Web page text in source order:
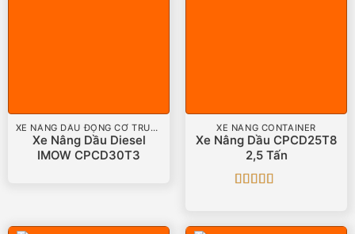
XE NÂNG DẦU ĐỘNG CƠ TRUNG QUỐC
Xe Nâng Dầu Diesel
IMOW CPCD30T3
XE NÂNG CONTAINER
Xe Nâng Dầu CPCD25T8
2,5 Tấn